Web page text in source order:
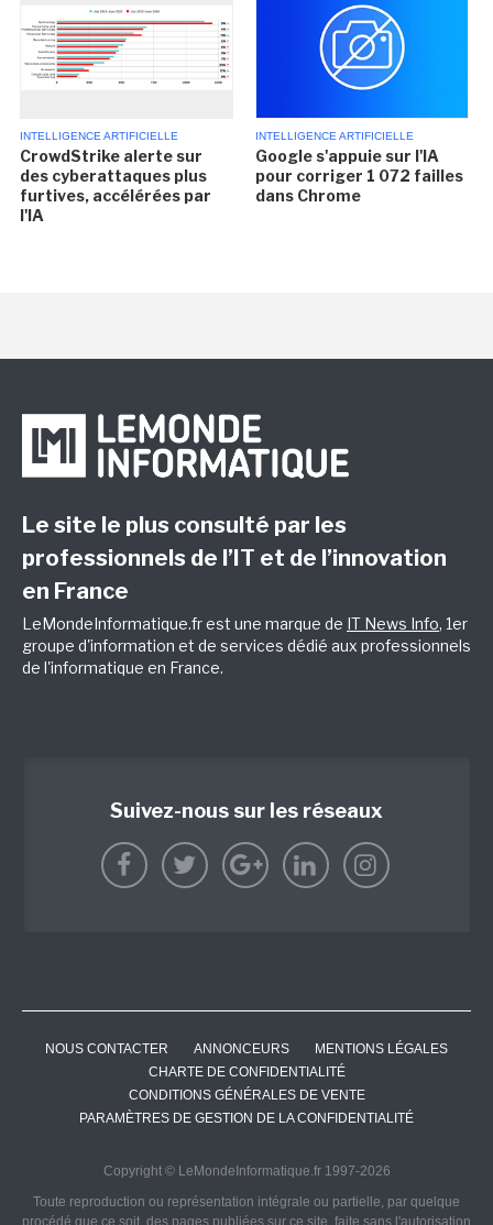
INTELLIGENCE ARTIFICIELLE
CrowdStrike alerte sur
des cyberattaques plus
furtives, accélérées par
l'IA
INTELLIGENCE ARTIFICIELLE
Google s'appuie sur l'IA
pour corriger 1 072 failles
dans Chrome
Le site le plus consulté par les
professionnels de l’IT et de l’innovation
en France
LeMondeInformatique.fr est une marque de IT News Info, 1er
groupe d'information et de services dédié aux professionnels
de l'informatique en France.
Suivez-nous sur les réseaux
NOUS CONTACTER ANNONCEURS
MENTIONS LÉGALES
CHARTE DE CONFIDENTIALITÉ
CONDITIONS GÉNÉRALES DE VENTE
PARAMÈTRES DE GESTION DE LA CONFIDENTIALITÉ
Copyright © LeMondeInformatique.fr 1997-2026
Toute reproduction ou représentation intégrale ou partielle, par quelque